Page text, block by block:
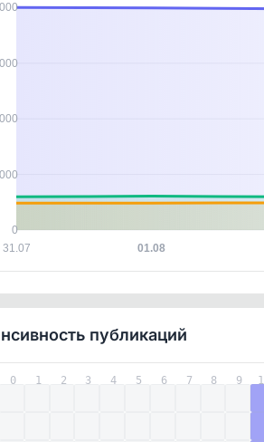
Войдите, чтобыэтим
31.07 01.08
0
публикаций
0 1 2 3 4 5 6 7 8 9